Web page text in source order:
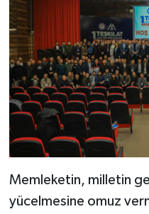
Memleketin, milletin
yücelmesine omuz